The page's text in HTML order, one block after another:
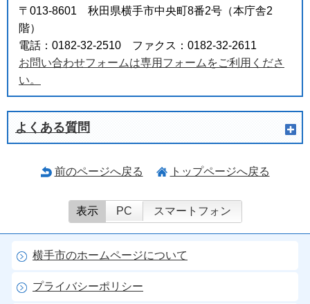
〒013-8601 秋田県横手市中央町8番2号（本庁舎2
階）
電話：0182-32-2510 ファクス：0182-32-2611
お問い合わせフォームは専用フォームをご利用くださ
い。
よくある質問
前のページへ戻る トップページへ戻る
表示 PC スマートフォン
横手市のホームページについて
プライバシーポリシー